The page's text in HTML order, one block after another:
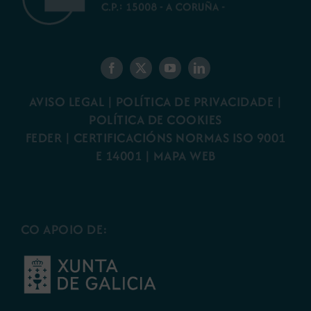
AVISO LEGAL | POLÍTICA DE PRIVACIDADE |
POLÍTICA DE COOKIES
FEDER | CERTIFICACIÓNS NORMAS ISO 9001
E 14001 | MAPA WEB
CO APOIO DE: